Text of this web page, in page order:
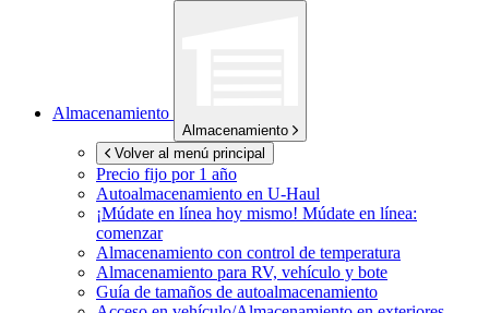
Almacenamiento
Almacenamiento
Volver al menú principal
Precio fijo por 1 año
Autoalmacenamiento en U-Haul
¡Múdate en línea hoy mismo! Múdate en línea:
comenzar
Almacenamiento con control de temperatura
Almacenamiento para RV, vehículo y bote
Guía de tamaños de autoalmacenamiento